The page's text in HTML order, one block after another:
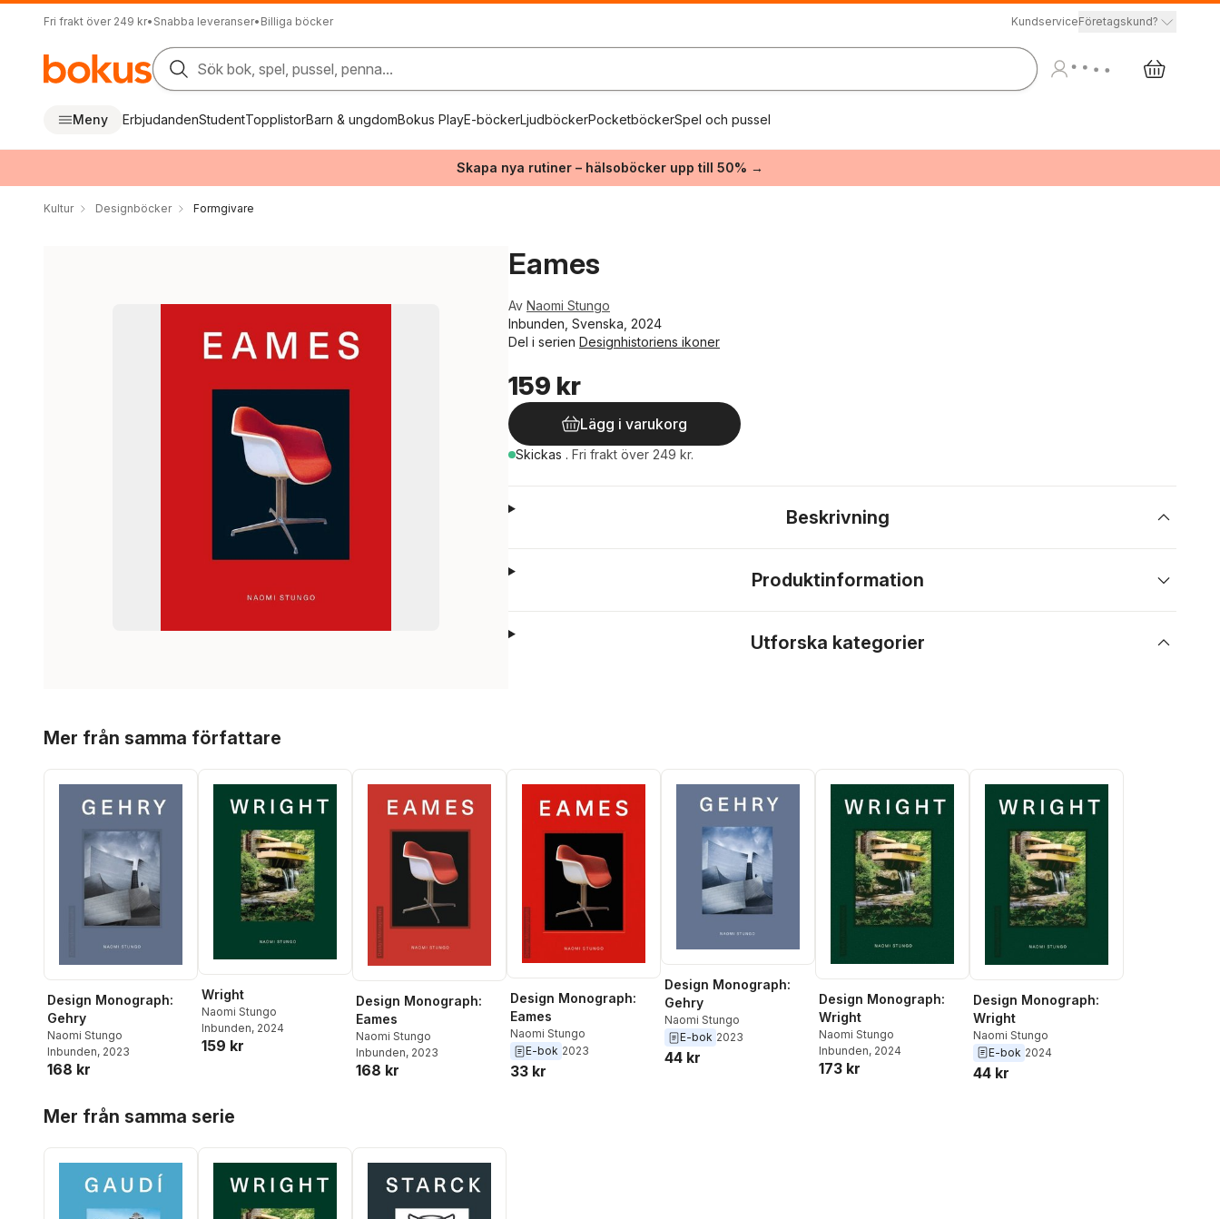
Fri frakt över 249 kr• Snabba leveranser• Billiga böcker KundserviceFöretagskund?
Sök bok, spel, pussel, penna...
Meny ErbjudandenStudentTopplistorBarn & ungdomBokus PlayE-böckerLjudböckerPocketböckerSpel och pussel
Skapa nya rutiner – hälsoböcker upp till 50% →
Kultur Designböcker Formgivare
Eames
Av Naomi Stungo
Inbunden, Svenska, 2024
Del i serien Designhistoriens ikoner
159 kr
Lägg i varukorg
Skickas . Fri frakt över 249 kr.
Beskrivning
Produktinformation
Utforska kategorier
Mer från samma författare
Design Monograph:
Gehry
Naomi Stungo
Inbunden, 2023
168 kr
Wright
Naomi Stungo
Inbunden, 2024
159 kr
Design Monograph:
Eames
Naomi Stungo
Inbunden, 2023
168 kr
Design Monograph:
Eames
Naomi Stungo
E-bok 2023
33 kr
Design Monograph:
Gehry
Naomi Stungo
E-bok 2023
44 kr
Design Monograph:
Wright
Naomi Stungo
Inbunden, 2024
173 kr
Design Monograph:
Wright
Naomi Stungo
E-bok 2024
44 kr
Mer från samma serie